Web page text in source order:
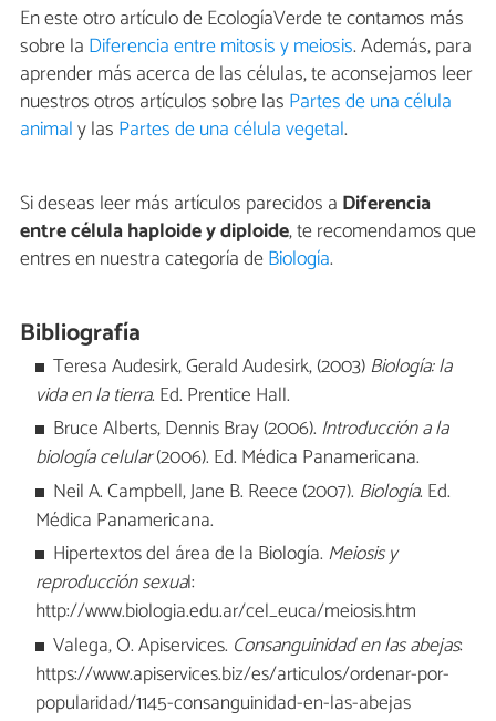
En este otro artículo de EcologíaVerde te contamos más
sobre la Diferencia entre mitosis y meiosis. Además, para
aprender más acerca de las células, te aconsejamos leer
nuestros otros artículos sobre las Partes de una célula
animaly las Partes de una célula vegetal.
Si deseas leer más artículos parecidos a Diferencia
entre célula haploide y diploide, te recomendamos que
entres en nuestra categoría deBiología.
Bibliografía
Teresa Audesirk, Gerald Audesirk, (2003)Biología: la
vida en la tierra. Ed. Prentice Hall.
Bruce Alberts, Dennis Bray (2006). Introducción a la
biología celular(2006). Ed. Médica Panamericana.
Neil A. Campbell, Jane B. Reece (2007). Biología. Ed.
Médica Panamericana.
Hipertextos del área de la Biología. Meiosis y
reproducción sexual:
http://www.biologia.edu.ar/cel_euca/meiosis.htm
Valega, O. Apiservices. Consanguinidad en las abejas:
https://www.apiservices.biz/es/articulos/ordenar-por-
popularidad/1145-consanguinidad-en-las-abejas